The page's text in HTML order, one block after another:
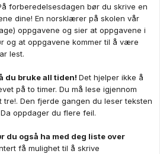
forberedelsesdagen bør du skrive en
dine! En norsklærer på skolen vår
oppgavene og sier at oppgavene i
og at oppgavene kommer til å være
lest.
du bruke all tiden! Det hjelper ikke å
på to timer. Du må lese igjennom
Den fjerde gangen du leser teksten
oppdager du flere feil.
du også ha med deg liste over
få mulighet til å skrive